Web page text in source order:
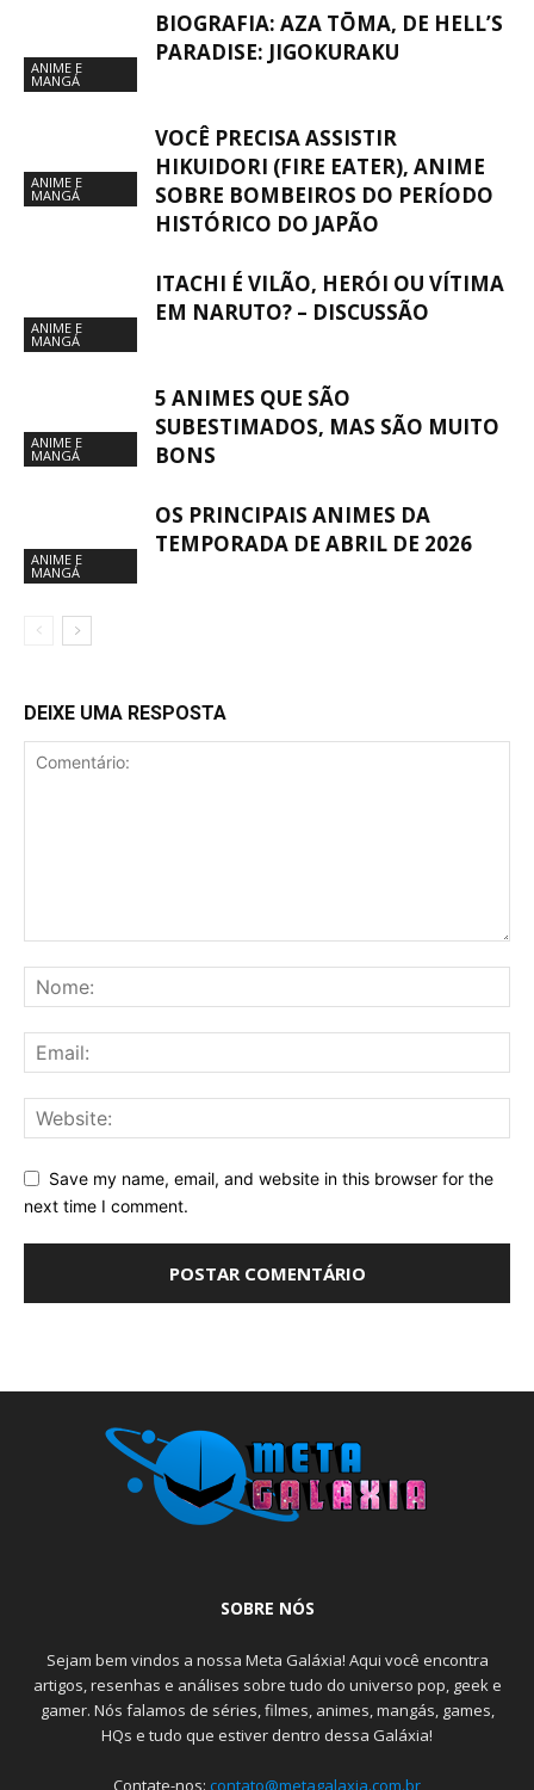
ANIME E
MANGÁ
BIOGRAFIA: AZA TŌMA, DE HELL’S
PARADISE: JIGOKURAKU
ANIME E
MANGÁ
VOCÊ PRECISA ASSISTIR
HIKUIDORI (FIRE EATER), ANIME
SOBRE BOMBEIROS DO PERÍODO
HISTÓRICO DO JAPÃO
ANIME E
MANGÁ
ITACHI É VILÃO, HERÓI OU VÍTIMA
EM NARUTO? – DISCUSSÃO
ANIME E
MANGÁ
5 ANIMES QUE SÃO
SUBESTIMADOS, MAS SÃO MUITO
BONS
ANIME E
MANGÁ
OS PRINCIPAIS ANIMES DA
TEMPORADA DE ABRIL DE 2026
DEIXE UMA RESPOSTA
Save my name, email, and website in this browser for the
next time I comment.
SOBRE NÓS
Sejam bem vindos a nossa Meta Galáxia! Aqui você encontra
artigos, resenhas e análises sobre tudo do universo pop, geek e
gamer. Nós falamos de séries, filmes, animes, mangás, games,
HQs e tudo que estiver dentro dessa Galáxia!
Contate-nos: contato@metagalaxia.com.br